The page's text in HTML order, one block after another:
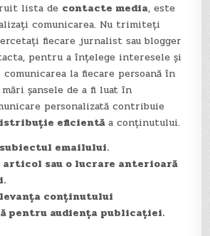
lista de contacte media, este
comunicarea. Nu trimiteți
fiecare jurnalist sau blogger
pentru a înțelege interesele și
la fiecare persoană în
șansele de a fi luat în
personalizată contribuie
eficientăa conținutului.
emailului.
articol sau o lucrare anterioară
conținutului
pentru audiența publicației.